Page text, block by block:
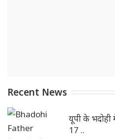
Recent News
यूपी के भदोही
17 ..